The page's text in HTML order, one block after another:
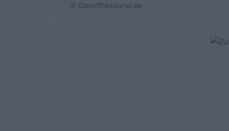
© OpenThesaurus.de